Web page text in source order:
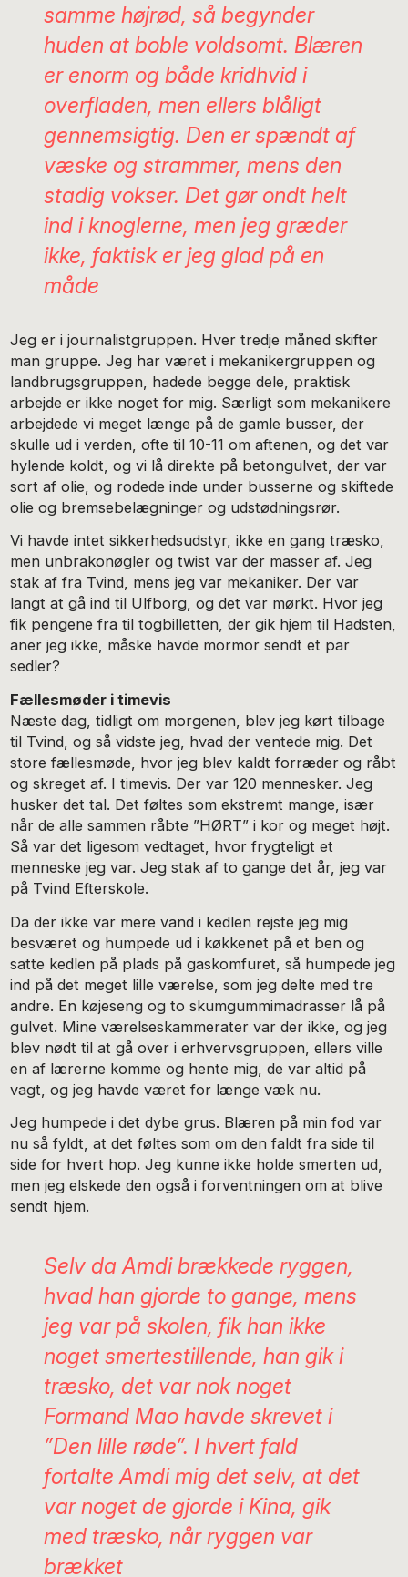
samme højrød, så begynder
huden at boble voldsomt. Blæren
er enorm og både kridhvid i
overfladen, men ellers blåligt
gennemsigtig. Den er spændt af
væske og strammer, mens den
stadig vokser. Det gør ondt helt
ind i knoglerne, men jeg græder
ikke, faktisk er jeg glad på en
måde
Jeg er i journalistgruppen. Hver tredje måned skifter
man gruppe. Jeg har været i mekanikergruppen og
landbrugsgruppen, hadede begge dele, praktisk
arbejde er ikke noget for mig. Særligt som mekanikere
arbejdede vi meget længe på de gamle busser, der
skulle ud i verden, ofte til 10-11 om aftenen, og det var
hylende koldt, og vi lå direkte på betongulvet, der var
sort af olie, og rodede inde under busserne og skiftede
olie og bremsebelægninger og udstødningsrør.
Vi havde intet sikkerhedsudstyr, ikke en gang træsko,
men unbrakonøgler og twist var der masser af. Jeg
stak af fra Tvind, mens jeg var mekaniker. Der var
langt at gå ind til Ulfborg, og det var mørkt. Hvor jeg
fik pengene fra til togbilletten, der gik hjem til Hadsten,
aner jeg ikke, måske havde mormor sendt et par
sedler?
Fællesmøder i timevis
Næste dag, tidligt om morgenen, blev jeg kørt tilbage
til Tvind, og så vidste jeg, hvad der ventede mig. Det
store fællesmøde, hvor jeg blev kaldt forræder og råbt
og skreget af. I timevis. Der var 120 mennesker. Jeg
husker det tal. Det føltes som ekstremt mange, især
når de alle sammen råbte ”HØRT” i kor og meget højt.
Så var det ligesom vedtaget, hvor frygteligt et
menneske jeg var. Jeg stak af to gange det år, jeg var
på Tvind Efterskole.
Da der ikke var mere vand i kedlen rejste jeg mig
besværet og humpede ud i køkkenet på et ben og
satte kedlen på plads på gaskomfuret, så humpede jeg
ind på det meget lille værelse, som jeg delte med tre
andre. En køjeseng og to skumgummimadrasser lå på
gulvet. Mine værelseskammerater var der ikke, og jeg
blev nødt til at gå over i erhvervsgruppen, ellers ville
en af lærerne komme og hente mig, de var altid på
vagt, og jeg havde været for længe væk nu.
Jeg humpede i det dybe grus. Blæren på min fod var
nu så fyldt, at det føltes som om den faldt fra side til
side for hvert hop. Jeg kunne ikke holde smerten ud,
men jeg elskede den også i forventningen om at blive
sendt hjem.
Selv da Amdi brækkede ryggen,
hvad han gjorde to gange, mens
jeg var på skolen, fik han ikke
noget smertestillende, han gik i
træsko, det var nok noget
Formand Mao havde skrevet i
”Den lille røde”. I hvert fald
fortalte Amdi mig det selv, at det
var noget de gjorde i Kina, gik
med træsko, når ryggen var
brækket